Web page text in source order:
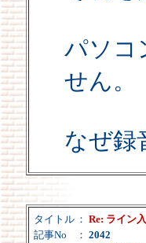
パソコ
せん。
なぜ録
タイトル ： Re: ライン
記事No
： 2042